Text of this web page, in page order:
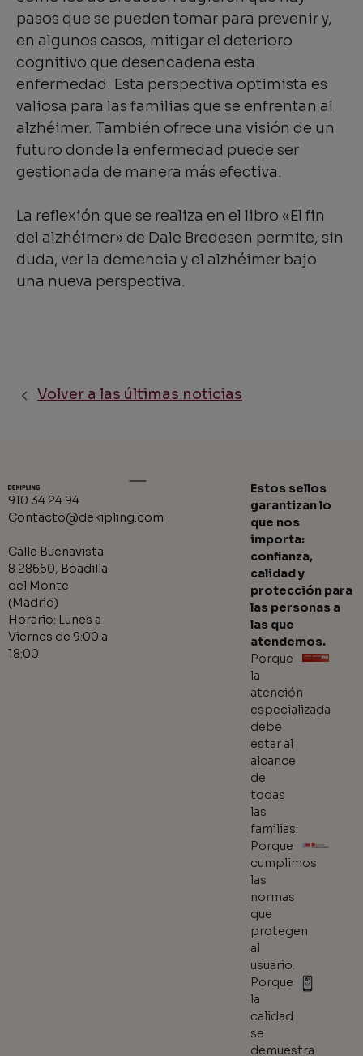
pasos que se pueden tomar para prevenir y,
en algunos casos, mitigar el deterioro
cognitivo que desencadena esta
enfermedad. Esta perspectiva optimista es
valiosa para las familias que se enfrentan al
alzhéimer. También ofrece una visión de un
futuro donde la enfermedad puede ser
gestionada de manera más efectiva.
La reflexión que se realiza en el libro «El fin
del alzhéimer» de Dale Bredesen permite, sin
duda, ver la demencia y el alzhéimer bajo
una nueva perspectiva.
Volver a las últimas noticias
910 34 24 94
Contacto@dekipling.com
Calle Buenavista
8 28660, Boadilla
del Monte
(Madrid)
Horario: Lunes a
Viernes de 9:00 a
18:00
Estos sellos
garantizan lo
que nos
importa:
confianza,
calidad y
protección para
las personas a
las que
atendemos.
Porque
la
atención
especializada
debe
estar al
alcance
de
todas
las
familias:
Porque
cumplimos
las
normas
que
protegen
al
usuario.
Porque
la
calidad
se
demuestra